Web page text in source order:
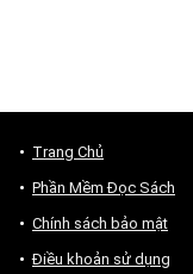
Trang Chủ
Phần Mềm Đọc Sách
Chính sách bảo mật
Điều khoản sử dụng